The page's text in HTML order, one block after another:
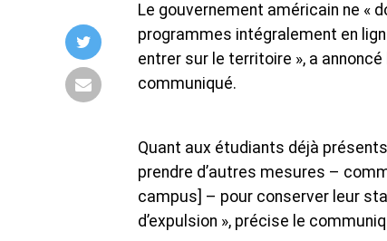
Le gouvernement américain ne «
programmes intégralement en
entrer sur le territoire », a
communiqué.
Quant aux étudiants déjà
prendre d’autres mesures –
campus] – pour conserver leur
d’expulsion », précise le